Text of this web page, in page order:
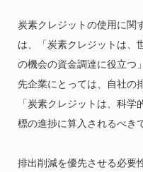
炭素クレジットの使用に関
は、「炭素クレジットは、
の機会の資金調達に役立つ
先企業にとっては、自社の
「炭素クレジットは、科
標の進捗に算入されるべき
排出削減を優先させる必要